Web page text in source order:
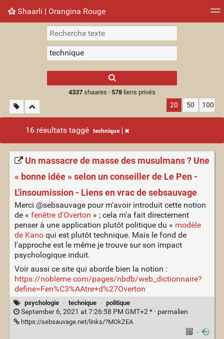
Shaarli ¦ Orangina Rouge
Nuage de tags Mur d'images
results.
4337shaares · 578liens privés
20 50 100
16 résultats taggé technique
Un massacre de masse des musulmans ? Une
« bonne idée » selon un conseiller de Le Pen -
L'insoumission - Liens en vrac de sebsauvage
Merci @sebsauvage pour m'avoir introduit cette notion
de « fenêtre d'Overton » ; cela m'a fait directement
penser à une application plutôt politique du « modèle
de Kanoqui est plutôt technique. Mais le fond de
l'approche est le même je trouve sur son impact
psychologique induit.
Voir aussi ce site qui aborde bien la notion :
https://nobleme.com/pages/nbdb/web_dictionnaire?
define=Fen%C3%AAtre+d%27Overton
psychologie · technique · politique
September 6, 2021 at 7:26:58 PM GMT+2 * · permalien
https://sebsauvage.net/links/?MOkZEA
·